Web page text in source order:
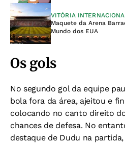
VITÓRIA
Maquete da Arena
Mundo dos EUA
Os gols
No segundo gol da equipe
bola fora da área, ajeitou e
colocando no canto direito
chances de defesa. No
destaque de Dudu na